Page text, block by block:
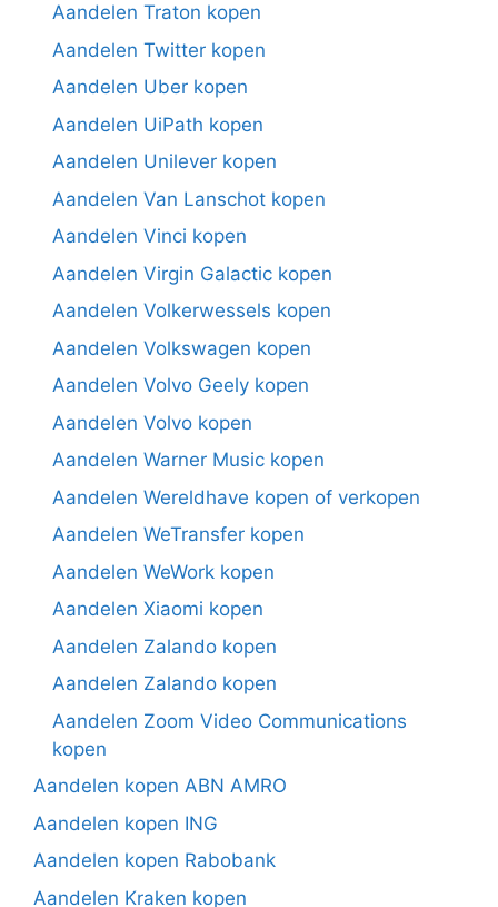
Aandelen Traton kopen
Aandelen Twitter kopen
Aandelen Uber kopen
Aandelen UiPath kopen
Aandelen Unilever kopen
Aandelen Van Lanschot kopen
Aandelen Vinci kopen
Aandelen Virgin Galactic kopen
Aandelen Volkerwessels kopen
Aandelen Volkswagen kopen
Aandelen Volvo Geely kopen
Aandelen Volvo kopen
Aandelen Warner Music kopen
Aandelen Wereldhave kopen of verkopen
Aandelen WeTransfer kopen
Aandelen WeWork kopen
Aandelen Xiaomi kopen
Aandelen Zalando kopen
Aandelen Zalando kopen
Aandelen Zoom Video Communications
kopen
Aandelen kopen ABN AMRO
Aandelen kopen ING
Aandelen kopen Rabobank
Aandelen Kraken kopen